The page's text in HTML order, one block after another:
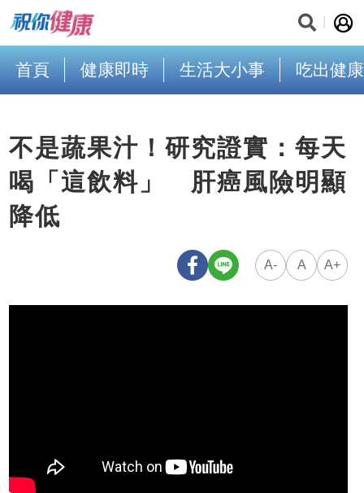
首頁 健康即時 生活大小事 吃出健康
不是蔬果汁！研究證實：每天
喝「這飲料」 肝癌風險明顯
降低
A- A A+